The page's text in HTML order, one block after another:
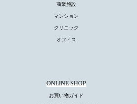
商業施設
マンション
クリニック
オフィス
ONLINE SHOP
お買い物ガイド